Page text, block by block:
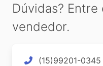
Dúvidas?
vendedor.
(15)99201-0345